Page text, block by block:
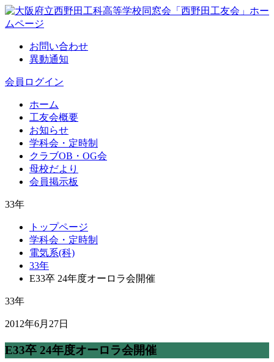
お問い合わせ
異動通知
会員ログイン
ホーム
工友会概要
お知らせ
学科会・定時制
クラブOB・OG会
母校だより
会員掲示板
33年
トップページ
学科会・定時制
電気系(科)
33年
E33卒 24年度オーロラ会開催
33年
2012年6月27日
E33卒 24年度オーロラ会開催